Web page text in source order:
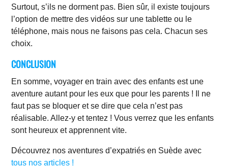
Surtout, s’ils ne dorment pas. Bien sûr, il existe toujours
l’option de mettre des vidéos sur une tablette ou le
téléphone, mais nous ne faisons pas cela. Chacun ses
choix.
CONCLUSION
En somme, voyager en train avec des enfants est une
aventure autant pour les eux que pour les parents ! Il ne
faut pas se bloquer et se dire que cela n’est pas
réalisable. Allez-y et tentez ! Vous verrez que les enfants
sont heureux et apprennent vite.
Découvrez nos aventures d’expatriés en Suède avec
tous nos articles !